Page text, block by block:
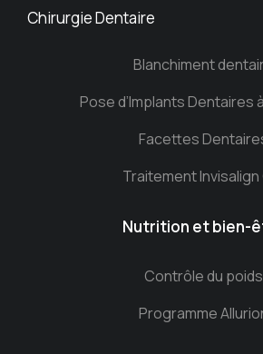
Chirurgie Dentaire
Blanchiment
Pose d’Implants Dentaires
Facettes
Traitement Invisalign
Nutrition et bien-
Contrôle du poids
Programme